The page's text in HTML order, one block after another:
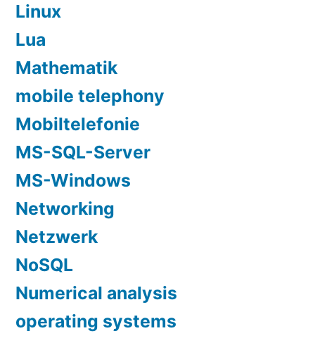
Linux
Lua
Mathematik
mobile telephony
Mobiltelefonie
MS-SQL-Server
MS-Windows
Networking
Netzwerk
NoSQL
Numerical analysis
operating systems